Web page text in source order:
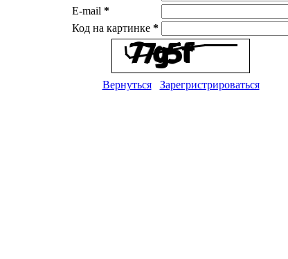
E-mail *
Код на картинке *
Вернуться Зарегристрироваться